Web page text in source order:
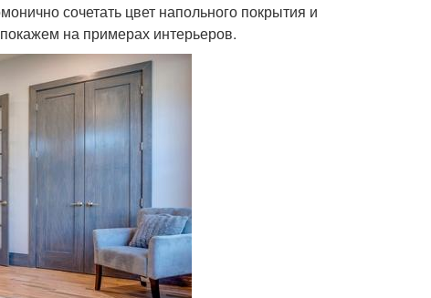
сочетать цвет напольного покрытия и
на примерах интерьеров.